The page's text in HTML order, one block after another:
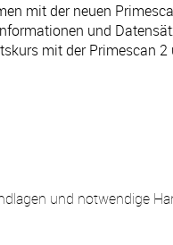
mit der neuen
und
mit der Primescan
und notwendige